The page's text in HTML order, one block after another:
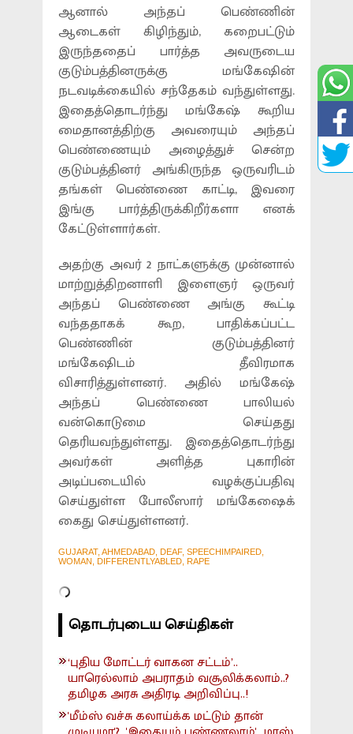
ஆனால் அந்தப் பெண்ணின்
ஆடைகள் கிழிந்தும், கறைபட்டும்
இருந்ததைப் பார்த்த அவருடைய
குடும்பத்தினருக்கு மங்கேஷின்
நடவடிக்கையில் சந்தேகம் வந்துள்ளது.
இதைத்தொடர்ந்து மங்கேஷ் கூறிய
மைதானத்திற்கு அவரையும் அந்தப்
பெண்ணையும் அழைத்துச் சென்ற
குடும்பத்தினர் அங்கிருந்த ஒருவரிடம்
தங்கள் பெண்ணை காட்டி, இவரை
இங்கு பார்த்திருக்கிறீர்களா எனக்
கேட்டுள்ளார்கள்.
அதற்கு அவர் 2 நாட்களுக்கு முன்னால்
மாற்றுத்திறனாளி இளைஞர் ஒருவர்
அந்தப் பெண்ணை அங்கு கூட்டி
வந்ததாகக் கூற, பாதிக்கப்பட்ட
பெண்ணின் குடும்பத்தினர்
மங்கேஷிடம் தீவிரமாக
விசாரித்துள்ளனர். அதில் மங்கேஷ்
அந்தப் பெண்ணை பாலியல்
வன்கொடுமை செய்தது
தெரியவந்துள்ளது. இதைத்தொடர்ந்து
அவர்கள் அளித்த புகாரின்
அடிப்படையில் வழக்குப்பதிவு
செய்துள்ள போலீஸார் மங்கேஷைக்
கைது செய்துள்ளனர்.
GUJARAT, AHMEDABAD, DEAF, SPEECHIMPAIRED,
WOMAN, DIFFERENTLYABLED, RAPE
தொடர்புடைய செய்திகள்
‘புதிய மோட்டர் வாகன சட்டம்’..
யாரெல்லாம் அபராதம் வசூலிக்கலாம்..?
தமிழக அரசு அதிரடி அறிவிப்பு..!
'மீம்ஸ் வச்சு கலாய்க்க மட்டும் தான்